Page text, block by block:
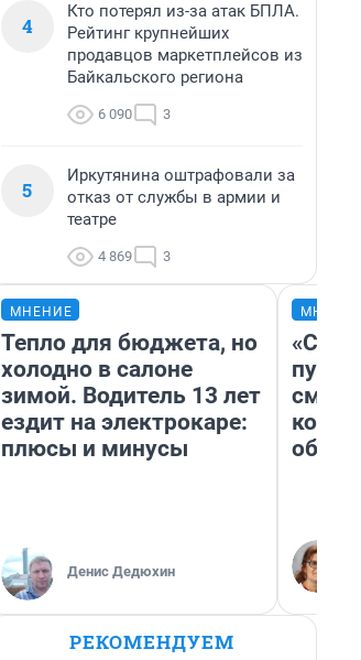
4
Кто потерял из-за атак БПЛА.
Рейтинг крупнейших
продавцов маркетплейсов из
Байкальского региона
6 090 3
5
Иркутянина оштрафовали за
отказ от службы в армии и
театре
4 869 3
МНЕНИЕ
Тепло для бюджета, но
холодно в салоне
зимой. Водитель 13 лет
ездит на электрокаре:
плюсы и минусы
Денис Дедюхин
РЕКОМЕНДУЕМ